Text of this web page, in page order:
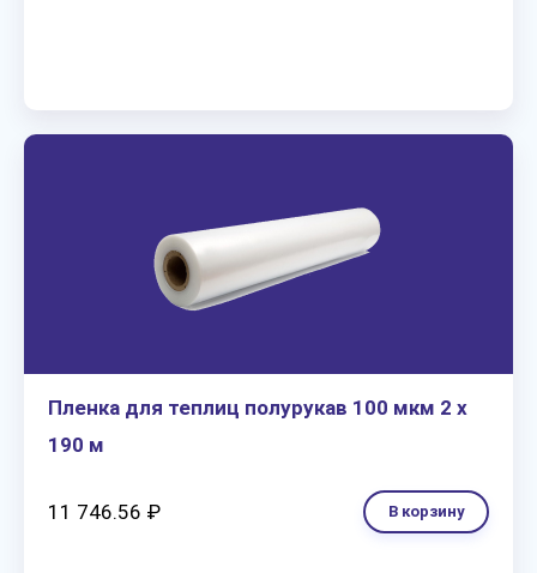
Пленка для теплиц полурукав 100 мкм 2 х
190 м
11 746.56 ₽ В корзину